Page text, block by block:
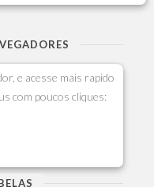
e acesse mais rapido
com poucos cliques: